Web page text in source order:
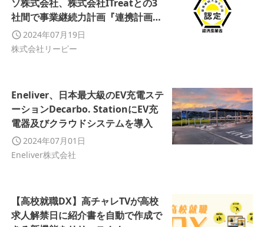
ソ株式会社、株式会社ITreatとの3
社間で事業継続力計画『連携計画』
を策定。経済産業省の認定を取得い
たしました。
2024年07月19日
株式会社リーピー
Eneliver、日本最大級のEV充電ステ
ーションDecarbo. StationにEV充
電器及びクラウドシステムを導入
2024年07月01日
Eneliver株式会社
【高校就職DX】高チャレTVが高校
求人解禁日に紹介書を自動で作成で